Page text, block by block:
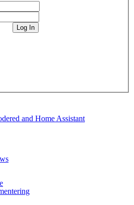
Log In
and Home Assistant